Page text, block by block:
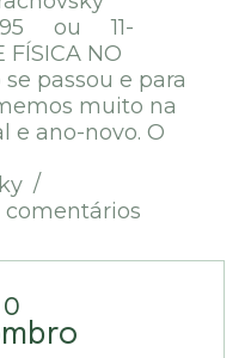
ou 11-
FÍSICA NO
passou e para
muito na
e ano-novo. O
comentários